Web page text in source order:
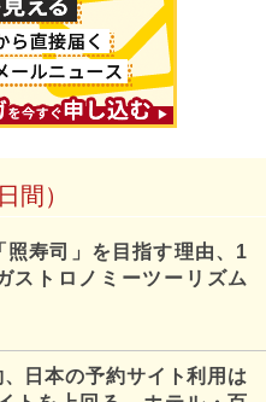
間）
寿司」を目指す理由、1
ストロノミーツーリズム
日本の予約サイト利用は